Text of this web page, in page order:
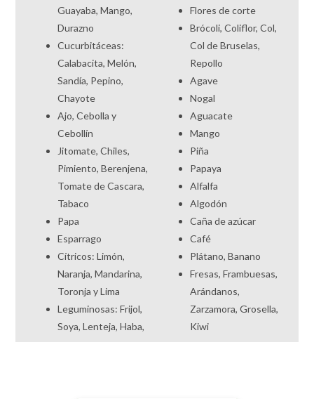
Guayaba, Mango,
Durazno
Cucurbitáceas:
Calabacita, Melón,
Sandía, Pepino,
Chayote
Ajo, Cebolla y
Cebollín
Jitomate, Chiles,
Pimiento, Berenjena,
Tomate de Cascara,
Tabaco
Papa
Esparrago
Cítricos: Limón,
Naranja, Mandarina,
Toronja y Lima
Leguminosas: Frijol,
Soya, Lenteja, Haba,
Flores de corte
Brócoli, Coliflor, Col,
Col de Bruselas,
Repollo
Agave
Nogal
Aguacate
Mango
Piña
Papaya
Alfalfa
Algodón
Caña de azúcar
Café
Plátano, Banano
Fresas, Frambuesas,
Arándanos,
Zarzamora, Grosella,
Kiwi